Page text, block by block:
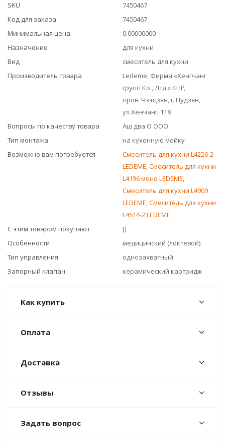
SKU
7450467
Код для заказа
7450467
Минимальная цена
0.00000000
Назначение
для кухни
Вид
смеситель для кухни
Производитель товара
Ledeme, Фирма «Хенгчанг
групп Ко., Лтд.» КНР,
пров. Чзэцзян, г. Пудзян,
ул.Хенчанг, 118
Вопросы по качеству товара
Аш два О ООО
Тип монтажа
на кухонную мойку
Возможно вам потребуется
Смеситель для кухни L4226-2
LEDEME,Смеситель для кухни
L4196 моно LEDEME,
Смеситель для кухни L4909
LEDEME,Смеситель для кухни
L4514-2 LEDEME
С этим товаром покупают
[]
Особенности
медицинский (локтевой)
Тип управления
однозахватный
Запорный клапан
керамический картридж
Как купить
Оплата
Доставка
Отзывы
Задать вопрос